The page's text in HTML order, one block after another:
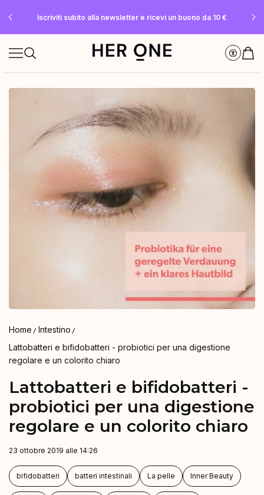
Iscriviti subito alla newsletter e ricevi un buono da 10 €
Risparmia fino al 30% con Subscriptions nostri Subscriptions
Home
Intestino
Lattobatteri e bifidobatteri - probiotici per una digestione
regolare e un colorito chiaro
Lattobatteri e bifidobatteri -
probiotici per una digestione
regolare e un colorito chiaro
23 ottobre 2019 alle 14:26
bifidobatteri batteri intestinali La pelle Inner Beauty